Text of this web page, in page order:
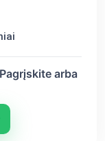
arba